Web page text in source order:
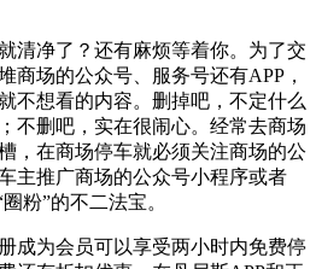
净了？还有麻烦等着你。为了交
商场的公众号、服务号还有APP，
不想看的内容。删掉吧，不定什么
不删吧，实在很闹心。经常去商场
，在商场停车就必须关注商场的公
主推广商场的公众号小程序或者
粉”的不二法宝。
成为会员可以享受两小时内免费停